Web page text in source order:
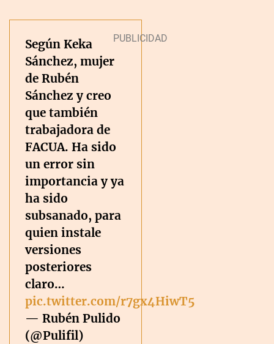
Según Keka
Sánchez, mujer
de Rubén
Sánchez y creo
que también
trabajadora de
FACUA. Ha sido
un error sin
importancia y ya
ha sido
subsanado, para
quien instale
versiones
posteriores
claro…
pic.twitter.com/r7gx4HiwT5
— Rubén Pulido
(@Pulifil)